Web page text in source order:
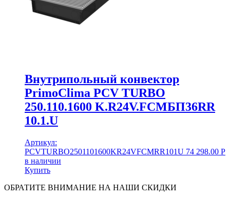
Внутрипольный конвектор
PrimoClima PCV TURBO
250.110.1600 K.R24V.FCMБП36RR
10.1.U
Артикул:
PCVTURBO2501101600KR24VFCMRR101U 74 298.00 Р
в наличии
Купить
ОБРАТИТЕ ВНИМАНИЕ НА НАШИ СКИДКИ